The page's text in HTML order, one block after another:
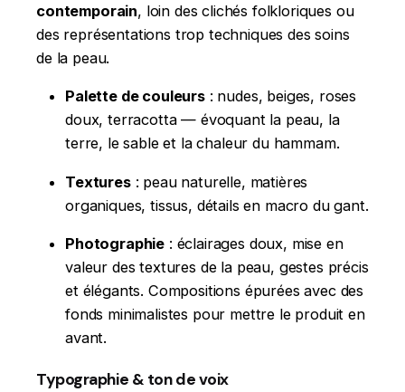
contemporain, loin des clichés folkloriques ou
des représentations trop techniques des soins
de la peau.
Palette de couleurs: nudes, beiges, roses
doux, terracotta — évoquant la peau, la
terre, le sable et la chaleur du hammam.
Textures: peau naturelle, matières
organiques, tissus, détails en macro du gant.
Photographie : éclairages doux, mise en
valeur des textures de la peau, gestes précis
et élégants. Compositions épurées avec des
fonds minimalistes pour mettre le produit en
avant.
Typographie & ton de voix